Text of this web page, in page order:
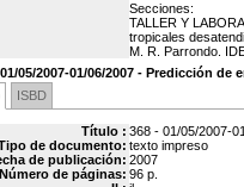
Secciones:
TALLER Y
tropicales
M. R. Parrondo.
05/2007-01/06/2007 - Predicción de
ISBD
Título : 368 - 01/05/2007-
de documento: texto impreso
de publicación: 2007
Número de páginas: 96 p.